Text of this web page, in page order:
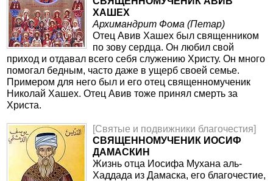
ХАШЕХ
Архимандрит Фома (Петар)
Отец Авив Хашех был священником
по зову сердца. Он любил свой
приход и отдавал всего себя служению Христу. Он много
помогал бедным, часто даже в ущерб своей семье.
Примером для него был и его отец священномученик
Николай Хашех. Отец Авив тоже принял смерть за
Христа.
[Святые и подвижники благочестия]
СВЯЩЕННОМУЧЕНИК ИОСИФ
ДАМАСКИН
Жизнь отца Иосифа Мухана аль-
Хаддада из Дамаска, его благочестие,